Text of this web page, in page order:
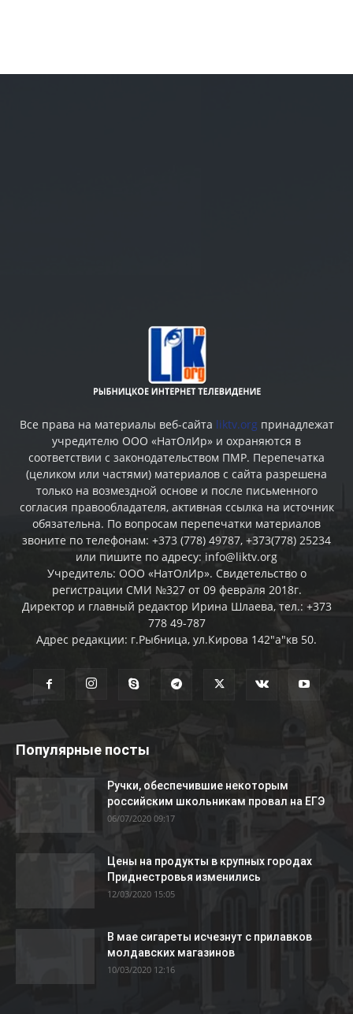
Все права на материалы веб-сайта liktv.org принадлежат
учредителю ООО «НатОлИр» и охраняются в
соответствии с законодательством ПМР. Перепечатка
(целиком или частями) материалов c сайта разрешена
только на возмездной основе и после письменного
согласия правообладателя, активная ссылка на источник
обязательна. По вопросам перепечатки материалов
звоните по телефонам: +373 (778) 49787, +373(778) 25234
или пишите по адресу: info@liktv.org
Учредитель: ООО «НатОлИр». Свидетельство о
регистрации СМИ №327 от 09 февраля 2018г.
Директор и главный редактор Ирина Шлаева, тел.: +373
778 49-787
Адрес редакции: г.Рыбница, ул.Кирова 142"а"кв 50.
Популярные посты
Ручки, обеспечившие некоторым
российским школьникам провал на ЕГЭ
06/07/2020 09:17
Цены на продукты в крупных городах
Приднестровья изменились
12/03/2020 15:05
В мае сигареты исчезнут с прилавков
молдавских магазинов
10/03/2020 12:16